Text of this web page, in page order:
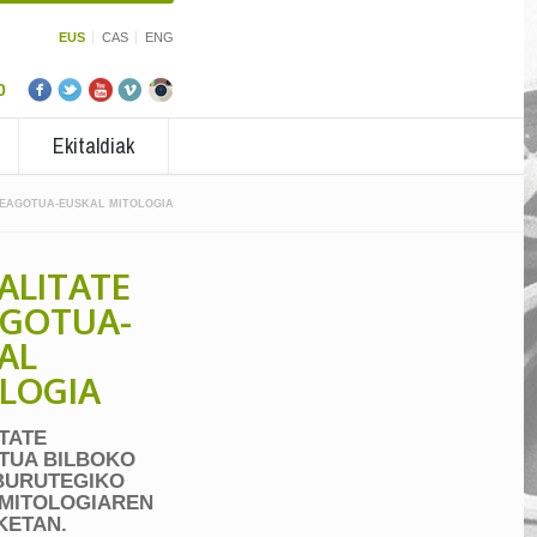
EUS CAS ENG
Ekitaldiak
EUSKAL MITOLOGIA
BILBOKO